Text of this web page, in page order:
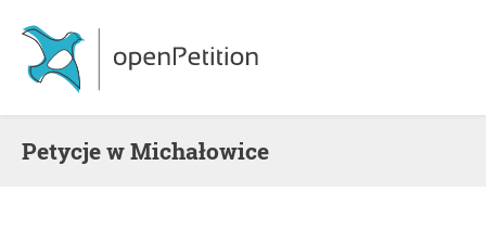
Petycje w Michałowice